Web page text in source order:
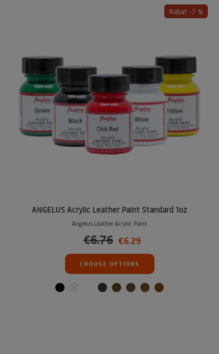
Rabat -7 %
ANGELUS Acrylic Leather Paint Standard 1oz
Angelus Leather Acrylic Paint
€6.76 €6.29
CHOOSE OPTIONS